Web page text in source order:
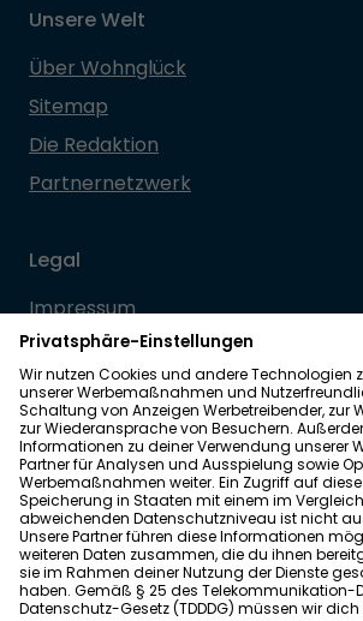
Unsere Welt
Über Wohnglück
Sitemap
Die Redaktion
Partnernetzwerk
Legal
Impressum
Datenschutz
Allgemeine Geschäftsbedingungen
Barrierefreiheit